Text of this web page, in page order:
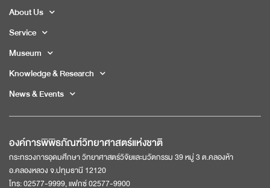
About Us
Service
Museum
Knowledge & Research
News & Events
องค์การพิพิธภัณฑ์วิทยาศาสตร์แห่งชาติ
กระทรวงการอุดมศึกษา วิทยาศาสตร์วิจัยและนวัตกรรม 39 หมู่ 3 ต.คลองห้า
อ.คลองหลวง จ.ปทุมธานี 12120
โทร: 02577-9999, แฟกซ์ 02577-9900